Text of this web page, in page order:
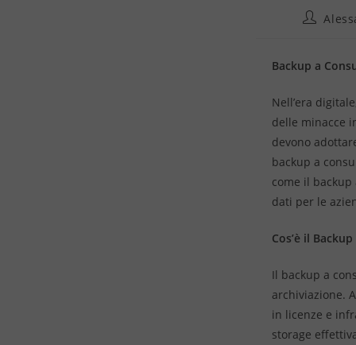
Backup a
Nell’era
delle minacce
devono
backup a
come il
dati per le
Cos’è il
Il backup a
archiviazione.
in licenze e
storage